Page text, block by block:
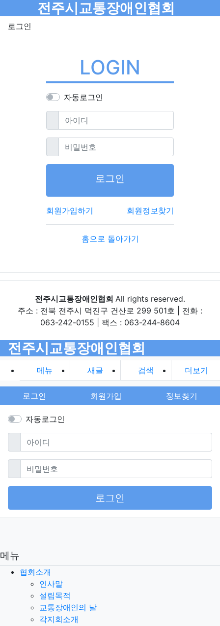
전주시교통장애인협회
로그인
LOGIN
자동로그인
아이디필수
비밀번호필수
로그인
회원가입하기 회원정보찾기
홈으로 돌아가기
전주시교통장애인협회 All rights reserved.
주소 : 전북 전주시 덕진구 건산로 299 501호 | 전화 :
063-242-0155 | 팩스 : 063-244-8604
전주시교통장애인협회
메뉴 새글 검색 더보기
로그인 회원가입 정보찾기
자동로그인
아이디필수
비밀번호필수
로그인
메뉴
협회소개
인사말
설립목적
교통장애인의 날
각지회소개